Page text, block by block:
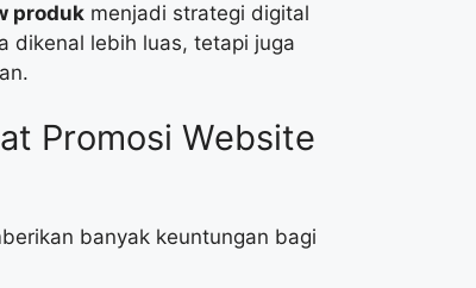
produk menjadi strategi digital
dikenal lebih luas, tetapi juga
Promosi Website
banyak keuntungan bagi